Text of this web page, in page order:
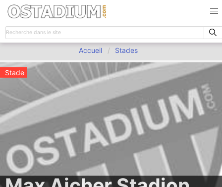
Accueil Stades
Stade